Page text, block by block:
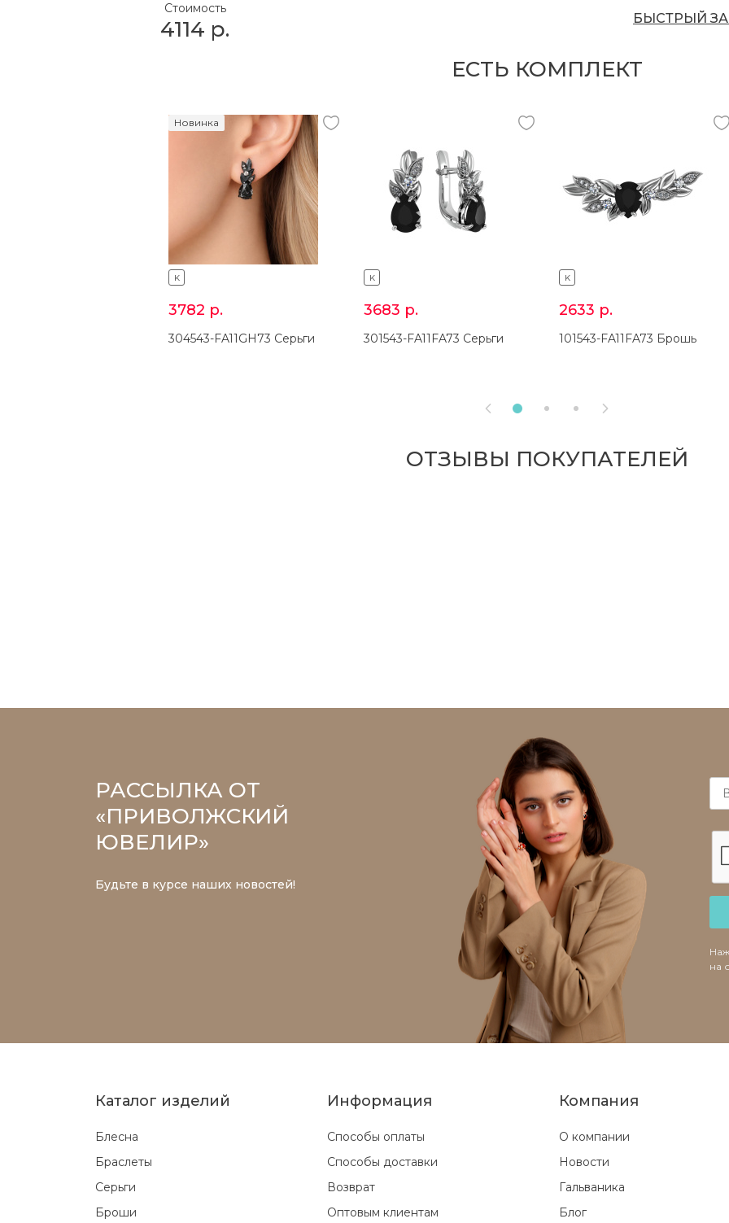
Стоимость
4114 р. БЫСТРЫЙ
ЕСТЬ КОМПЛЕКТ
K
Новинка
3782 р.
304543-FA11GH73 Серьги
K
3683 р.
301543-FA11FA73 Серьги
K
2633 р.
101543-FA11FA73 Брошь
 
ОТЗЫВЫ ПОКУПАТЕЛЕЙ
РАССЫЛКА ОТ
«ПРИВОЛЖСКИЙ
ЮВЕЛИР»
Будьте в курсе наших новостей!
на
Каталог изделий
Блесна
Браслеты
Серьги
Броши
Информация
Способы оплаты
Способы доставки
Возврат
Оптовым клиентам
Компания
О компании
Новости
Гальваника
Блог